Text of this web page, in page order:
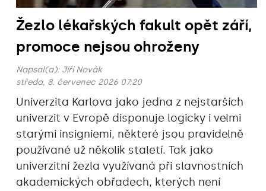
Žezlo lékařských fakult opět září,
promoce nejsou ohroženy
Napsal(a): Jiří Novák
středa, 8. červenec 2026 07:20
Univerzita Karlova jako jedna z nejstarších
univerzit v Evropě disponuje logicky i velmi
starými insigniemi, některé jsou pravidelně
používané už několik staletí. Tak jako
univerzitní žezla využívaná při slavnostních
akademických obřadech, kterých není